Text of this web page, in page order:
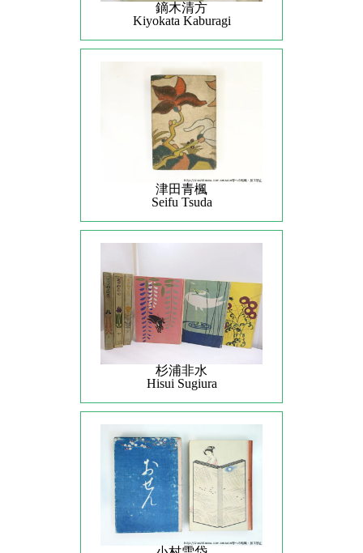
鏑木清方
Kiyokata Kaburagi
津田青楓
Seifu Tsuda
杉浦非水
Hisui Sugiura